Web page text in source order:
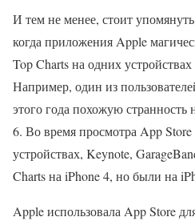
И тем не менее, стоит
когда приложения Apple
Top Charts на одних
Например, один из
этого года похожую странность
6. Во время просмотра App
устройствах, Keynote,
Charts на iPhone 4, но были на
Apple использовала App Store